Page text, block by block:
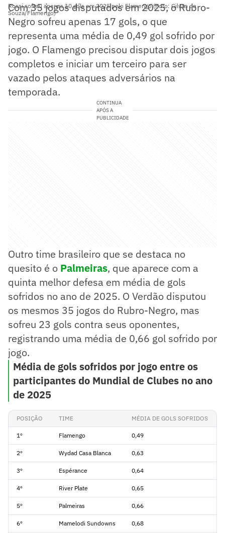
Rossi sofreu apenas 10 gols em 2025 pelo Flamengo (Foto: Gilvan de
Souza/Flamengo)
Com 35 jogos disputados em 2025, o Rubro-
Negro sofreu apenas 17 gols, o que
representa uma média de 0,49 gol sofrido por
jogo. O Flamengo precisou disputar dois jogos
completos e iniciar um terceiro para ser
vazado pelos ataques adversários na
temporada.
CONTINUA
APÓS A
PUBLICIDADE
Outro time brasileiro que se destaca no
quesito é o Palmeiras, que aparece com a
quinta melhor defesa em média de gols
sofridos no ano de 2025. O Verdão disputou
os mesmos 35 jogos do Rubro-Negro, mas
sofreu 23 gols contra seus oponentes,
registrando uma média de 0,66 gol sofrido por
jogo.
Média de gols sofridos por jogo entre os
participantes do Mundial de Clubes no ano
de 2025
POSIÇÃO TIME MÉDIA DE GOLS SOFRIDOS
1º Flamengo 0,49
2º Wydad Casa Blanca 0,63
3º Espérance 0,64
4º River Plate 0,65
5º Palmeiras 0,66
6º Mamelodi Sundowns 0,68